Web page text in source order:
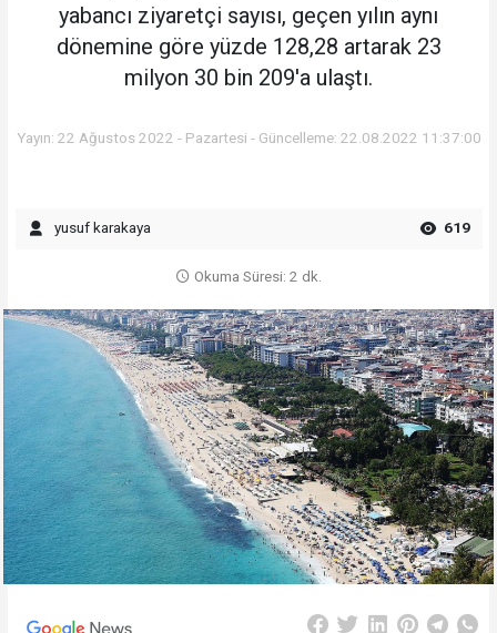
yabancı ziyaretçi sayısı, geçen yılın aynı
dönemine göre yüzde 128,28 artarak 23
milyon 30 bin 209'a ulaştı.
Yayın: 22 Ağustos 2022 - Pazartesi - Güncelleme: 22.08.2022 11:37:00
yusuf karakaya 619
Okuma Süresi: 2 dk.